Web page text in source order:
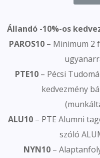
Állandó -10%-os
PAROS10– Minimum 2
PTE10 – Pécsi
kedvezmény
ALU10– PTE Alumni
szóló
NYN10 –